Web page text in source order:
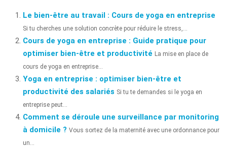
Le bien-être au travail : Cours de yoga en entreprise
Si tu cherches une solution concrète pour réduire le stress,...
Cours de yoga en entreprise : Guide pratique pour
optimiser bien-être et productivité La mise en place de
cours de yoga en entreprise...
Yoga en entreprise : optimiser bien-être et
productivité des salariés Si tu te demandes si le yoga en
entreprise peut...
Comment se déroule une surveillance par monitoring
à domicile ? Vous sortez de la maternité avec une ordonnance pour
un...